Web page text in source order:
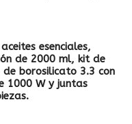
esenciales,
de 2000 ml, kit de
borosilicato 3.3 con
1000 W y juntas